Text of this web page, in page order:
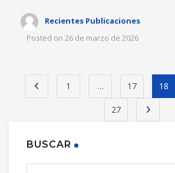
Recientes Publicaciones
Posted on 26 de marzo de 2026
1 … 17 18
27
BUSCAR